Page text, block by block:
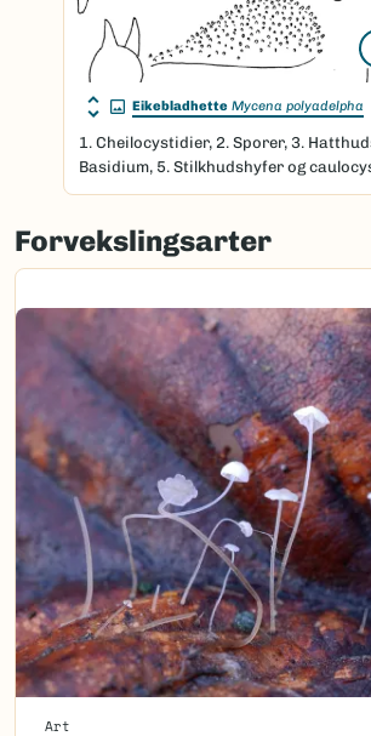
Eikebladhette Mycena polyadelpha
1. Cheilocystidier, 2. Sporer, 3.
Basidium, 5. Stilkhudshyfer og
Forvekslingsarter
Art